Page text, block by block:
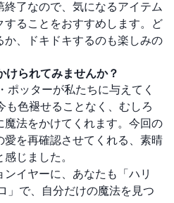
終了なので、気になるアイテム
することをおすすめします。ど
、ドキドキするのも楽しみの
けられてみませんか？
ポッターが私たちに与えてく
も色褪せることなく、むしろ
魔法をかけてくれます。今回の
愛を再確認させてくれる、素晴
じました。
イヤーに、あなたも「ハリ
」で、自分だけの魔法を見つ